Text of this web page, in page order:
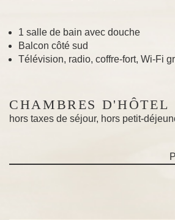
1 salle de bain avec douche
Balcon côté sud
Télévision, radio, coffre-fort, Wi-Fi
CHAMBRES D'HÔTEL
hors taxes de séjour, hors petit-